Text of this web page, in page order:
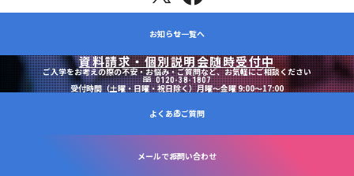
お知らせ一覧へ
資料請求・個別説明会随時受付中
ご入学をお考えの際の不安・お悩み・ご質問など、お気軽にご相談ください
0120-38-1807
受付時間（土曜・日曜・祝日除く）月曜～金曜 9:00～17:00
よくあるご質問
メールでお問い合わせ